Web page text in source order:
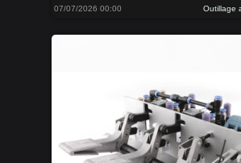
07/07/2026 00:00 Outillage